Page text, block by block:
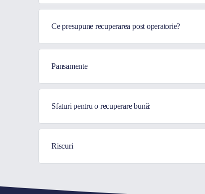
Ce presupune recuperarea post operatorie?
Pansamente
Sfaturi pentru o recuperare bună:
Riscuri